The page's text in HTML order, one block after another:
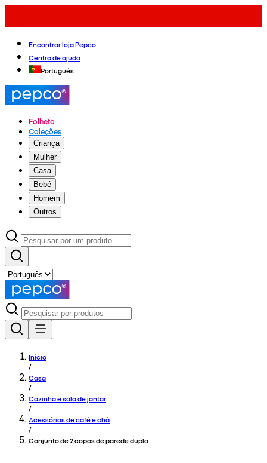
Encontrar loja Pepco
Centro de ajuda
Português
Folheto
Coleções
Criança
Mulher
Casa
Bebé
Homem
Outros
Início
/
Casa
/
Cozinha e sala de jantar
/
Acessórios de café e chá
/
Conjunto de 2 copos de parede dupla